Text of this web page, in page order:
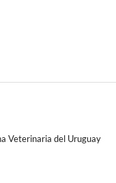
Veterinaria del Uruguay